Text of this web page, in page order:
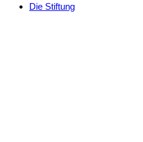
Die Stiftung